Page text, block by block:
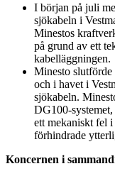
I början på juli
sjökabeln i
Minestos
på grund av ett
kabelläggningen.
Minesto
och i havet i
sjökabeln.
DG100-
ett mekaniskt fel
förhindrade
Koncernen i